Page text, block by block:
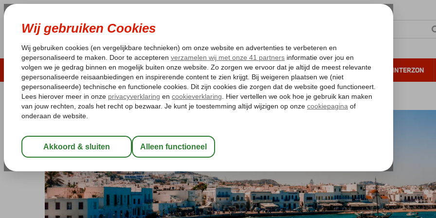
LAST MINUTE ZOMER 2026 ZONVAKANTIE VERRE REIZEN ALL INCLUSIVE WINTERZON
Pakketgarantie Laagsteprijsgarantie* Gratis annuleren*